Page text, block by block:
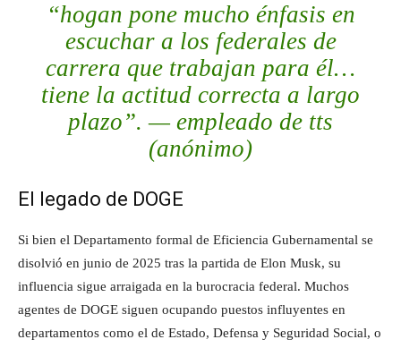
“hogan pone mucho énfasis en
escuchar a los federales de
carrera que trabajan para él…
tiene la actitud correcta a largo
plazo”. — empleado de tts
(anónimo)
El legado de DOGE
Si bien el Departamento formal de Eficiencia Gubernamental se
disolvió en junio de 2025 tras la partida de Elon Musk, su
influencia sigue arraigada en la burocracia federal. Muchos
agentes de DOGE siguen ocupando puestos influyentes en
departamentos como el de Estado, Defensa y Seguridad Social, o